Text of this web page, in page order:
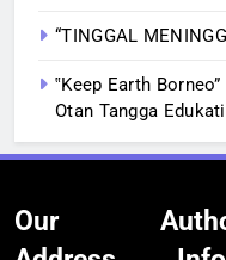
“TINGGAL
‟Keep Earth
Otan Tangga
Our